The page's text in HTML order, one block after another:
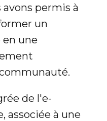
permis à
un
une
de l'e-
associée à une